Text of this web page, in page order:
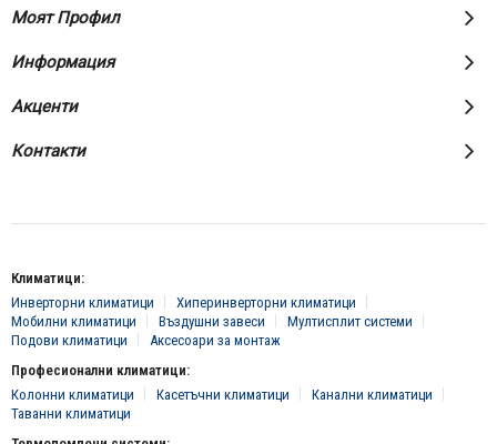
Моят Профил
Информация
Акценти
Контакти
Климатици:
Инверторни климатици
Хиперинверторни климатици
Мобилни климатици
Въздушни завеси
Мултисплит системи
Подови климатици
Аксесоари за монтаж
Професионални климатици:
Колонни климатици
Касетъчни климатици
Канални климатици
Таванни климатици